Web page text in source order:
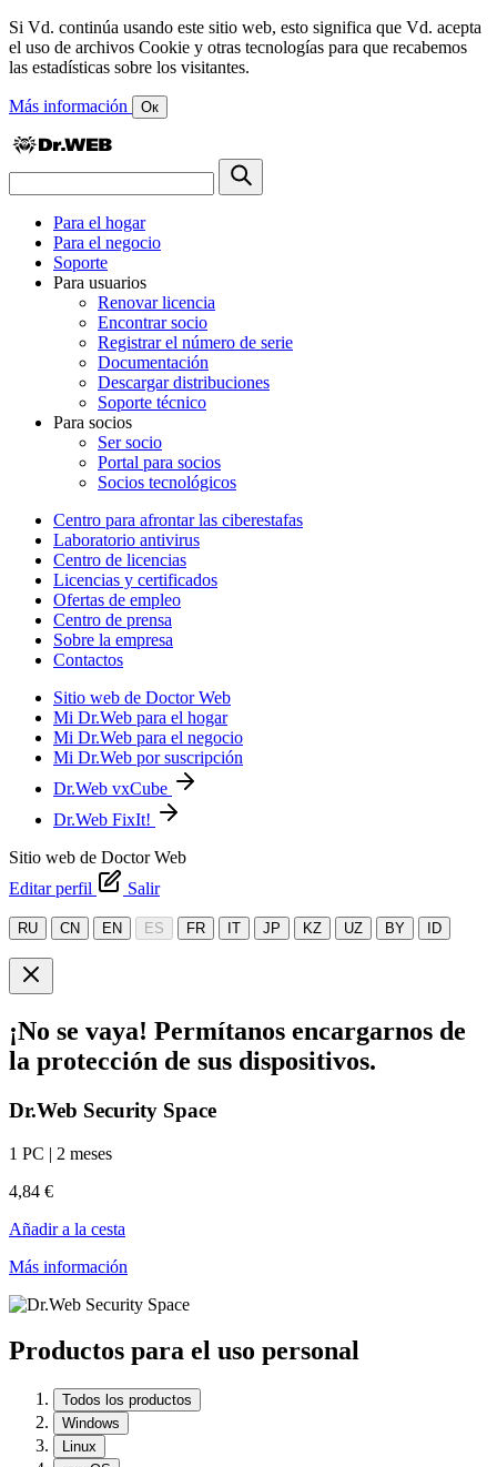
Si Vd. continúa usando este sitio web, esto significa que Vd. acepta
el uso de archivos Cookie y otras tecnologías para que recabemos
las estadísticas sobre los visitantes.
Más información Ок
Para el hogar
Para el negocio
Soporte
Para usuarios
Renovar licencia
Encontrar socio
Registrar el número de serie
Documentación
Descargar distribuciones
Soporte técnico
Para socios
Ser socio
Portal para socios
Socios tecnológicos
Centro para afrontar las ciberestafas
Laboratorio antivirus
Centro de licencias
Licencias y certificados
Ofertas de empleo
Centro de prensa
Sobre la empresa
Contactos
Sitio web de Doctor Web
Mi Dr.Web para el hogar
Mi Dr.Web para el negocio
Mi Dr.Web por suscripción
Dr.Web vxCube
Dr.Web FixIt!
Sitio web de Doctor Web
Editar perfil
Salir
RU CN EN ES FR IT JP KZ UZ BY ID
¡No se vaya! Permítanos encargarnos de
la protección de sus dispositivos.
Dr.Web Security Space
1 PC | 2 meses
4,84 €
Añadir a la cesta
Más información
Productos para el uso personal
Todos los productos
Windows
Linux